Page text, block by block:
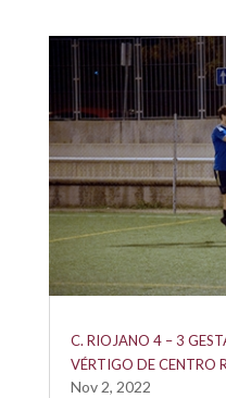
C. RIOJANO 4 – 3
VÉRTIGO DE CENTRO
Nov 2, 2022